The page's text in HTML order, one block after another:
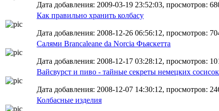
Дата добавления: 2009-03-19 23:52:03, просмотров:
Как правильно хранить колбасу
Дата добавления: 2008-12-26 06:56:12, просмотров:
Салями Brancaleane da Norcia Фьяскетта
Дата добавления: 2008-12-17 03:28:12, просмотров:
Вайсвурст и пиво - тайные секреты немецких сосисок
Дата добавления: 2008-12-07 14:30:12, просмотров:
Колбасные изделия